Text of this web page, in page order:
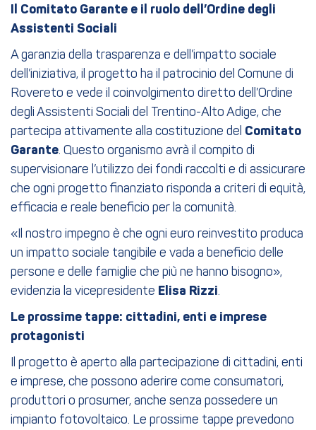
Il Comitato Garante e il ruolo dell’Ordine degli
Assistenti Sociali
A garanzia della trasparenza e dell’impatto sociale
dell’iniziativa, il progetto ha il patrocinio del Comune di
Rovereto e vede il coinvolgimento diretto dell’Ordine
degli Assistenti Sociali del Trentino-Alto Adige, che
partecipa attivamente alla costituzione del Comitato
Garante. Questo organismo avrà il compito di
supervisionare l’utilizzo dei fondi raccolti e di assicurare
che ogni progetto finanziato risponda a criteri di equità,
efficacia e reale beneficio per la comunità.
«Il nostro impegno è che ogni euro reinvestito produca
un impatto sociale tangibile e vada a beneficio delle
persone e delle famiglie che più ne hanno bisogno»,
evidenzia la vicepresidente Elisa Rizzi.
Le prossime tappe: cittadini, enti e imprese
protagonisti
Il progetto è aperto alla partecipazione di cittadini, enti
e imprese, che possono aderire come consumatori,
produttori o prosumer, anche senza possedere un
impianto fotovoltaico. Le prossime tappe prevedono